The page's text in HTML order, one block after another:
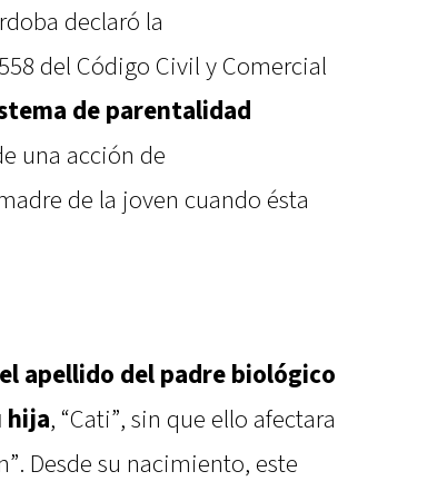
declaró la
del Código Civil y Comercial
de parentalidad
una acción de
de la joven cuando ésta
apellido del padre biológico
hija, “Cati”, sin que ello afectara
Desde su nacimiento, este